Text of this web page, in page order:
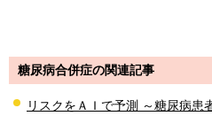
糖尿病合併症の関連記事
リスクをＡＩで予測 ～糖尿病